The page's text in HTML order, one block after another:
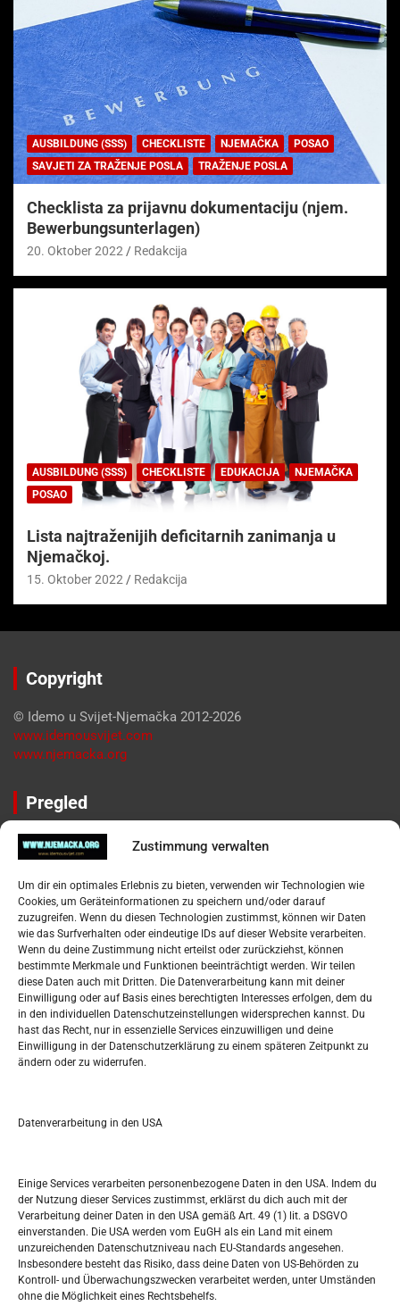
Zustimmung verwalten
Um dir ein optimales Erlebnis zu bieten, verwenden wir Technologien wie
Cookies, um Geräteinformationen zu speichern und/oder darauf
zuzugreifen. Wenn du diesen Technologien zustimmst, können wir Daten
wie das Surfverhalten oder eindeutige IDs auf dieser Website verarbeiten.
Wenn du deine Zustimmung nicht erteilst oder zurückziehst, können
bestimmte Merkmale und Funktionen beeinträchtigt werden. Wir teilen
diese Daten auch mit Dritten. Die Datenverarbeitung kann mit deiner
Einwilligung oder auf Basis eines berechtigten Interesses erfolgen, dem du
in den individuellen Datenschutzeinstellungen widersprechen kannst. Du
hast das Recht, nur in essenzielle Services einzuwilligen und deine
Einwilligung in der Datenschutzerklärung zu einem späteren Zeitpunkt zu
ändern oder zu widerrufen.
Datenverarbeitung in den USA
Einige Services verarbeiten personenbezogene Daten in den USA. Indem du
der Nutzung dieser Services zustimmst, erklärst du dich auch mit der
Verarbeitung deiner Daten in den USA gemäß Art. 49 (1) lit. a DSGVO
einverstanden. Die USA werden vom EuGH als ein Land mit einem
unzureichenden Datenschutzniveau nach EU-Standards angesehen.
Insbesondere besteht das Risiko, dass deine Daten von US-Behörden zu
Kontroll- und Überwachungszwecken verarbeitet werden, unter Umständen
ohne die Möglichkeit eines Rechtsbehelfs.
AUSBILDUNG (SSS) CHECKLISTE NJEMAČKA
POSAO
SAVJETI ZA TRAŽENJE POSLA
TRAŽENJE POSLA
Checklista za prijavnu dokumentaciju (njem.
Bewerbungsunterlagen)
20. Oktober 2022 Redakcija
AUSBILDUNG (SSS) CHECKLISTE EDUKACIJA
NJEMAČKA
POSAO
Lista najtraženijih deficitarnih zanimanja u
Njemačkoj.
15. Oktober 2022 Redakcija
Copyright
© Idemo u Svijet-Njemačka 2012-2026
www.idemousvijet.com
www.njemacka.org
Pregled
Impressum
Datenschutzerklärung
Widerufsbelehrung
Oglašavanje / Postavite svoj oglas
Tko je “Idemo u Svijet – Njemačka?
Pretražite stranicu:
S
e
a
h
M D M D F S S
1
3 4 5 6 7 8
10 11 12 13 14 15 16